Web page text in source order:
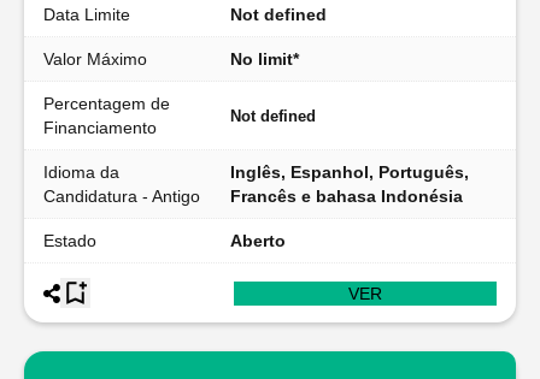
Data Limite Not defined
Valor Máximo No limit*
Percentagem de
Financiamento
Not defined
Idioma da
Candidatura - Antigo
Inglês, Espanhol, Português,
Francês e bahasa Indonésia
Estado Aberto
VER